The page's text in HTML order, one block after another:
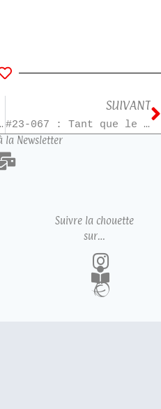
– T2
SUIVANT
#23-067 : Tant que le café est encore chaud – T1
la Newsletter
Suivre la chouette
sur…